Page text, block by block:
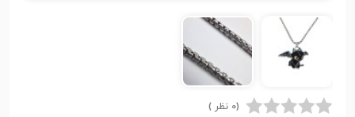
(0 نظر )